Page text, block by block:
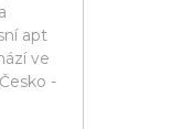
apt
ve
-